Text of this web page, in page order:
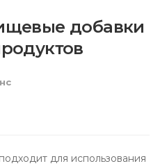
добавки
для использования